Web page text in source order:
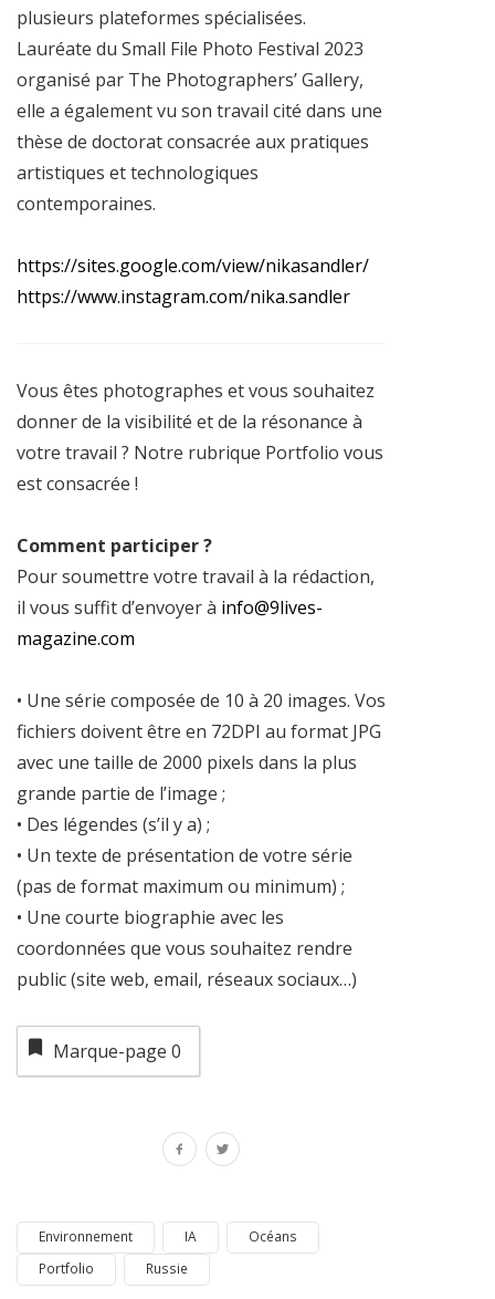
plusieurs plateformes spécialisées.
Lauréate du Small File Photo Festival 2023
organisé par The Photographers’ Gallery,
elle a également vu son travail cité dans une
thèse de doctorat consacrée aux pratiques
artistiques et technologiques
contemporaines.
https://sites.google.com/view/nikasandler/
https://www.instagram.com/nika.sandler
Vous êtes photographes et vous souhaitez
donner de la visibilité et de la résonance à
votre travail ? Notre rubrique Portfolio vous
est consacrée !
Comment participer ?
Pour soumettre votre travail à la rédaction,
il vous suffit d’envoyer à info@9lives-
magazine.com
• Une série composée de 10 à 20 images. Vos
fichiers doivent être en 72DPI au format JPG
avec une taille de 2000 pixels dans la plus
grande partie de l’image ;
• Des légendes (s’il y a) ;
• Un texte de présentation de votre série
(pas de format maximum ou minimum) ;
• Une courte biographie avec les
coordonnées que vous souhaitez rendre
public (site web, email, réseaux sociaux…)
Marque-page 0
Environnement IA
Océans
Portfolio
Russie